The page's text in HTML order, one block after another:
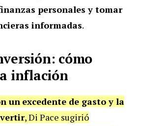
personales y tomar
informadas.
cómo
inflación
un excedente de gasto y la
, Di Pace sugirió